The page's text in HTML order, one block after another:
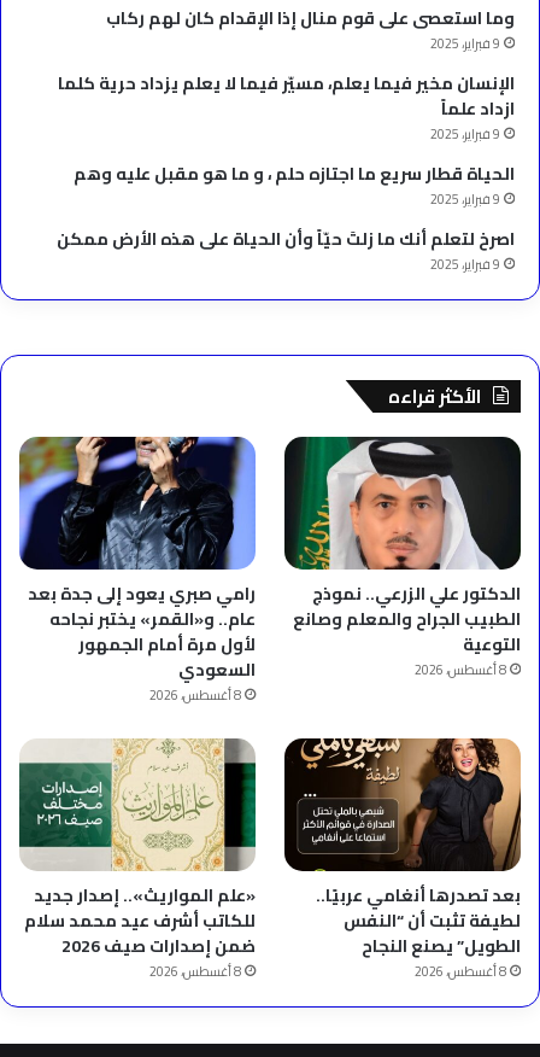
وما استعصى على قوم منال إذا الإقدام كان لهم ركاب
9 فبراير، 2025
الإنسان مخير فيما يعلم، مسيّر فيما لا يعلم يزداد حرية كلما
ازداد علماً
9 فبراير، 2025
الحياة قطار سريع ما اجتازه حلم ، و ما هو مقبل عليه وهم
9 فبراير، 2025
‫اصرخ لتعلم أنك ما زلتَ حيّاً وأن الحياة على هذه الأرض ممكن
9 فبراير، 2025
الأكثر قراءه
الدكتور علي الزرعي.. نموذج
الطبيب الجراح والمعلم وصانع
التوعية
8 أغسطس، 2026
رامي صبري يعود إلى جدة بعد
عام.. و«القمر» يختبر نجاحه
لأول مرة أمام الجمهور
السعودي
8 أغسطس، 2026
بعد تصدرها أنغامي عربيًا..
لطيفة تثبت أن “النفس
الطويل” يصنع النجاح
8 أغسطس، 2026
«علم المواريث».. إصدار جديد
للكاتب أشرف عيد محمد سلام
ضمن إصدارات صيف 2026
8 أغسطس، 2026